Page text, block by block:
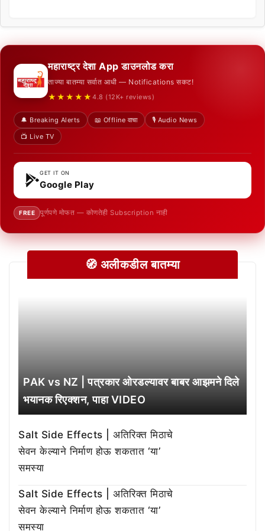
महाराष्ट्र देशा App डाउनलोड करा
ताज्या बातम्या सर्वात आधी — Notifications सकट!
★★★★★ 4.8 (12K+ reviews)
🔔 Breaking Alerts 📖 Offline वाचा
🎙️ Audio News
📺 Live TV
GET IT ON
Google Play
FREE पूर्णपणे मोफत — कोणतेही Subscription नाही
🧭 अलीकडील बातम्या
PAK vs NZ | पत्रकार ओरडल्यावर बाबर आझमने दिले
भयानक रिएक्शन, पाहा VIDEO
Salt Side Effects | अतिरिक्त मिठाचे
सेवन केल्याने निर्माण होऊ शकतात ‘या’
समस्या
Salt Side Effects | अतिरिक्त मिठाचे
सेवन केल्याने निर्माण होऊ शकतात ‘या’
समस्या